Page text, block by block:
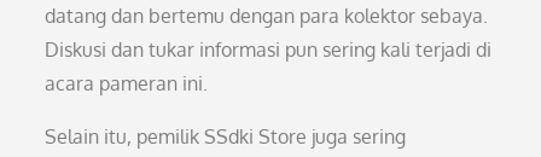
datang dan bertemu dengan para kolektor sebaya.
Diskusi dan tukar informasi pun sering kali terjadi di
acara pameran ini.
Selain itu, pemilik SSdki Store juga sering